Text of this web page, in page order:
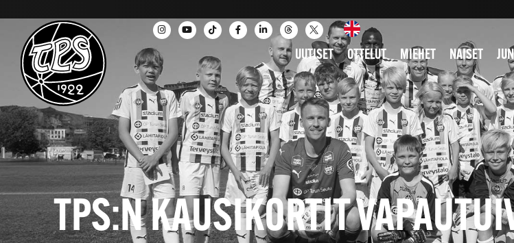
UUTISET OTTELUT MIEHET NAISET
TPS:N KAUSIKORTIT